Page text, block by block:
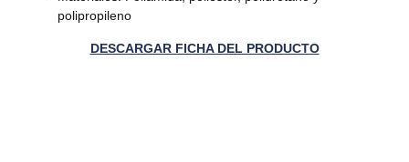
polipropileno
DESCARGAR FICHA DEL PRODUCTO